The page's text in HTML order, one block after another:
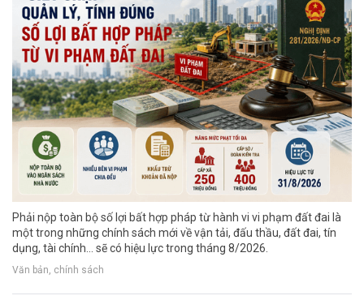
Phải nộp toàn bộ số lợi bất hợp pháp từ hành vi vi phạm đất đai là
một trong những chính sách mới về vận tải, đấu thầu, đất đai, tín
dụng, tài chính... sẽ có hiệu lực trong tháng 8/2026.
Văn bản, chính sách